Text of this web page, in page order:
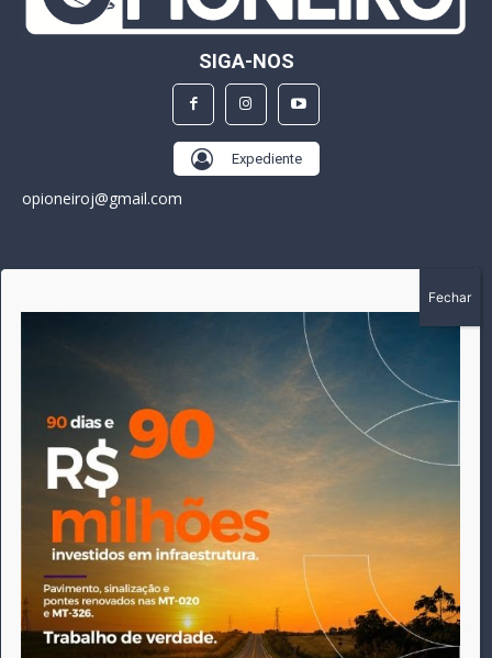
SIGA-NOS
Expediente
opioneiroj@gmail.com
A história do Pioneiro inicia em fevereiro de 2005 em
Canarana - MT, na época, como um jornal impresso semanal,
que chegou a possuir mil assinantes. Durante 15 anos, foram
publicadas 691 edições que narraram os acontecimentos
políticos, policiais e cotidianos de Canarana e região. Fiel a sua
origem, pautado sempre pela busca incessante da
imparcialidade, faz jus a sua logo, com o característico "avião
da praça" de Canarana, sendo o símbolo do
comprometimento deste veículo de comunicação com o
relato dos fatos neste município. Em 06 de dezembro de 2019
circulou a última edição impressa do jornal, que desde então
tem veiculação exclusivamente online.